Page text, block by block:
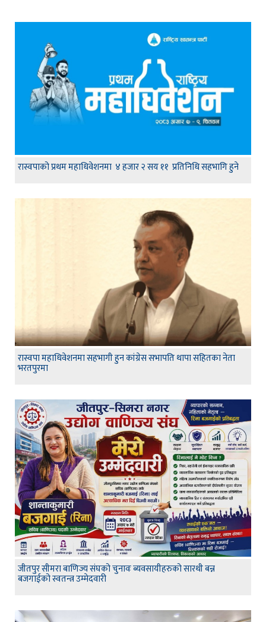
रास्वपाको प्रथम महाधिवेशनमा ४ हजार २ सय ११ प्रतिनिधि सहभागि हुने
रास्वपा महाधिवेशनमा सहभागी हुन कांग्रेस सभापति थापा सहितका नेता
भरतपुरमा
जीतपुर सीमरा बाणिज्य संघको चुनावः ब्यवसायीहरुको सारथी बन्न
बजगाईको स्वतन्त्र उम्मेदवारी